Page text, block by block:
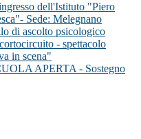
dell'Istituto "Piero
Sede: Melegnano
di ascolto psicologico
- spettacolo
in scena"
APERTA - Sostegno